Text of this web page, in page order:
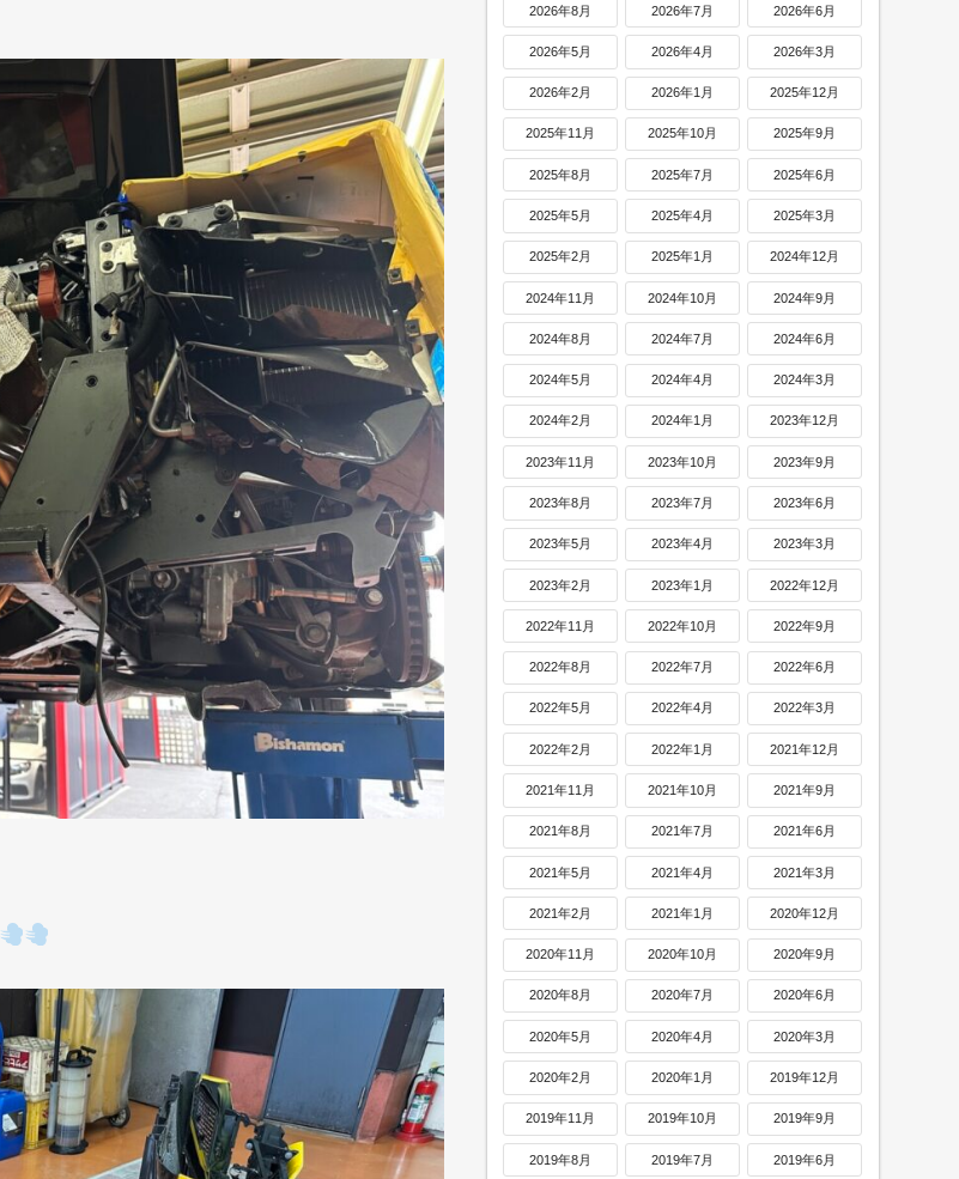
2026年8月 2026年7月 2026年6月
2026年5月 2026年4月 2026年3月
2026年2月 2026年1月 2025年12月
2025年11月 2025年10月 2025年9月
2025年8月 2025年7月 2025年6月
2025年5月 2025年4月 2025年3月
2025年2月 2025年1月 2024年12月
2024年11月 2024年10月 2024年9月
2024年8月 2024年7月 2024年6月
2024年5月 2024年4月 2024年3月
2024年2月 2024年1月 2023年12月
2023年11月 2023年10月 2023年9月
2023年8月 2023年7月 2023年6月
2023年5月 2023年4月 2023年3月
2023年2月 2023年1月 2022年12月
2022年11月 2022年10月 2022年9月
2022年8月 2022年7月 2022年6月
2022年5月 2022年4月 2022年3月
2022年2月 2022年1月 2021年12月
2021年11月 2021年10月 2021年9月
2021年8月 2021年7月 2021年6月
2021年5月 2021年4月 2021年3月
2021年2月 2021年1月 2020年12月
2020年11月 2020年10月 2020年9月
2020年8月 2020年7月 2020年6月
2020年5月 2020年4月 2020年3月
2020年2月 2020年1月 2019年12月
2019年11月 2019年10月 2019年9月
2019年8月 2019年7月 2019年6月